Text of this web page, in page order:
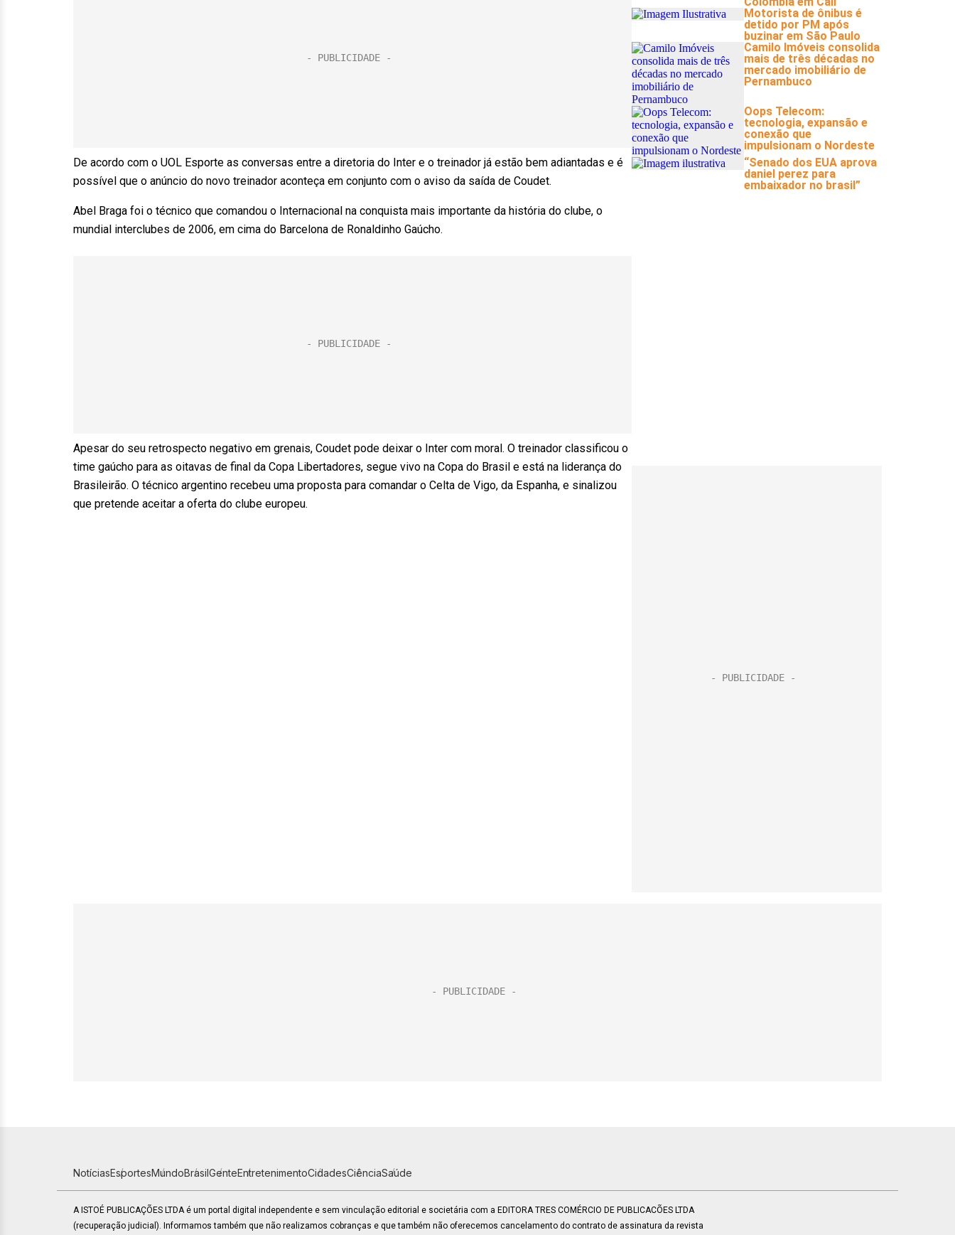
De acordo com o UOL Esporte as conversas entre a diretoria do Inter e o treinador já estão bem adiantadas e é
possível que o anúncio do novo treinador aconteça em conjunto com o aviso da saída de Coudet.
Abel Braga foi o técnico que comandou o Internacional na conquista mais importante da história do clube, o
mundial interclubes de 2006, em cima do Barcelona de Ronaldinho Gaúcho.
Apesar do seu retrospecto negativo em grenais, Coudet pode deixar o Inter com moral. O treinador classificou o
time gaúcho para as oitavas de final da Copa Libertadores, segue vivo na Copa do Brasil e está na liderança do
Brasileirão. O técnico argentino recebeu uma proposta para comandar o Celta de Vigo, da Espanha, e sinalizou
que pretende aceitar a oferta do clube europeu.
NotíciasEsportesMundoBrasilGenteEntretenimentoCidadesCiênciaSaúde
A ISTOÉ PUBLICAÇÕES LTDA é um portal digital independente e sem vinculação editorial e societária com a EDITORA TRES COMÉRCIO DE PUBLICACÕES LTDA
(recuperação judicial). Informamos também que não realizamos cobranças e que também não oferecemos cancelamento do contrato de assinatura da revista